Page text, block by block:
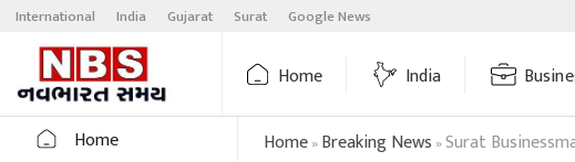
Skip
content
International India Gujarat Surat Google News
Home India
Home
Home»Breaking News »Surat